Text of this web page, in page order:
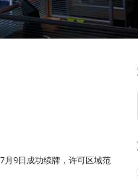
月9日成功续牌，许可区域范